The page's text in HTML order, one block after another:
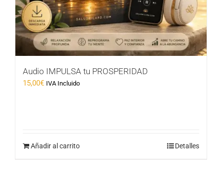
Audio IMPULSA tu PROSPERIDAD
15,00€ IVA Incluido
Añadir al carrito Detalles